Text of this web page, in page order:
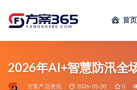
首页
2026年AI+智慧防汛全
方案产品资讯 2026-05-20 0